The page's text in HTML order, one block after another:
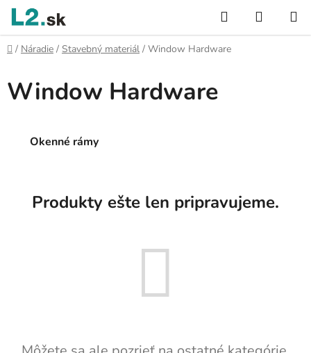
Prejsť
obsah
Hľadať
KOŠÍK
Domov
/ Náradie / Stavebný materiál / Window Hardware
Window Hardware
Okenné rámy
Produkty ešte len pripravujeme.